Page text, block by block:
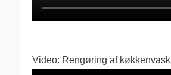
Video: Rengøring af køkkenvask